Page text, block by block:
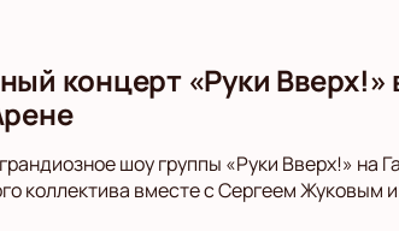
концерт «Руки
шоу группы «Руки Вверх!» на
коллектива вместе с Сергеем